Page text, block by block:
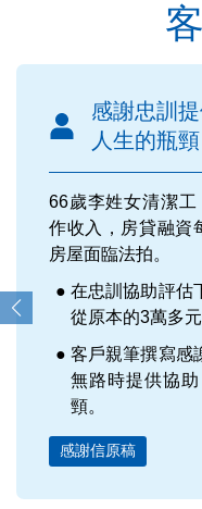
感謝忠訓
人生的瓶頸
66歲李姓女清潔工
作收入，房貸融資
房屋面臨法拍。
在忠訓協助評估
從原本的3萬多
客戶親筆撰寫感
無路時提供協
頸。
感謝信原稿